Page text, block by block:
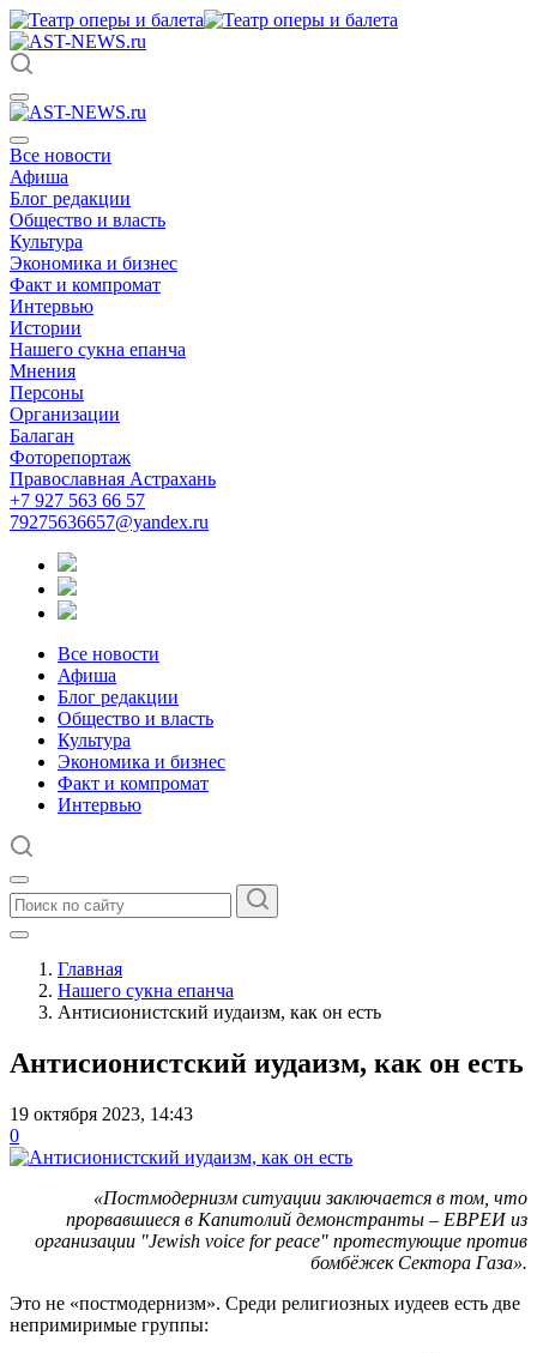
Все новости
Афиша
Блог редакции
Общество и власть
Культура
Экономика и бизнес
Факт и компромат
Интервью
Истории
Нашего сукна епанча
Мнения
Персоны
Организации
Балаган
Фоторепортаж
Православная Астрахань
+7 927 563 66 57
79275636657@yandex.ru
Все новости
Афиша
Блог редакции
Общество и власть
Культура
Экономика и бизнес
Факт и компромат
Интервью
Главная
Нашего сукна епанча
Антисионистский иудаизм, как он есть
Антисионистский иудаизм, как он есть
19 октября 2023, 14:43
0
«Постмодернизм ситуации заключается в том, что
прорвавшиеся в Капитолий демонстранты – ЕВРЕИ из
организации "Jewish voice for peace" протестующие против
бомбëжек Сектора Газа».
Это не «постмодернизм». Среди религиозных иудеев есть две
непримиримые группы: